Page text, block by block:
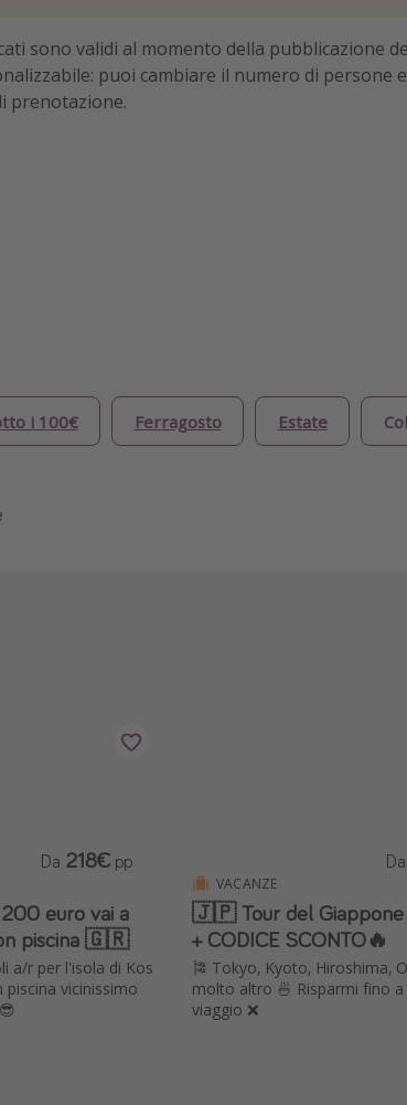
sono validi al momento della pubblicazione
puoi cambiare il numero di persone
prenotazione.
i 100€ Ferragosto Estate
euro vai a
piscina 🇬🇷
a/r per l'isola di Kos
vicinissimo
Da 218€ pp
VACANZE
🇯🇵 Tour del Giappone
+ CODICE SCONTO🔥
🎏 Tokyo, Kyoto, Hiroshima,
molto altro 🍜 Risparmi fino
viaggio ❌
Da